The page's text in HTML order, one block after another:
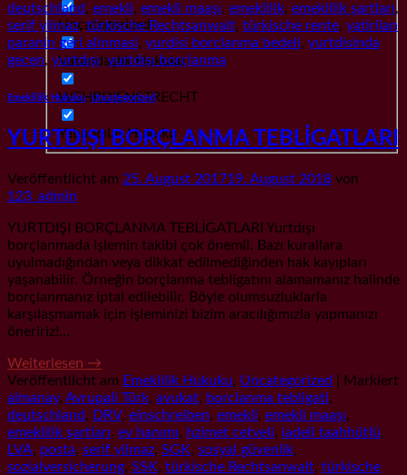
Uncategorized
Vatandaşlık Hukuku
WEHRDIENSTRECHT
Yabancılar Hukuku
deutschland, emekli, emekli maaşı, emeklilik, emeklilik şartları,
serif yilmaz,türkische Rechtsanwalt, türkische rente, yatirilan
paranin geri alinmasi, yurdisi borclanma bedeli, yurtdisinda
gecen, yurtdışı,yurtdışı borçlanma
Emeklilik Hukuku,Uncategorized
YURTDIŞI BORÇLANMA TEBLİGATLARI
Veröffentlicht am 25. August 201719. August 2018 von
123_admin
YURTDIŞI BORÇLANMA TEBLİGATLARI Yurtdışı
borçlanmada işlemin takibi çok önemli. Bazı kurallara
uyulmadığından veya dikkat edilmediğinden hak kayıpları
yaşanabilir. Örneğin borçlanma tebligatını alamamanız halinde
borçlanmanız iptal edilebilir. Böyle olumsuzluklarla
karşılaşmamak için işleminizi bizim aracılığımızla yapmanızı
öneririz!…
Weiterlesen →
Veröffentlicht am Emeklilik Hukuku, Uncategorized
Markiert
almanay, Avrupali Türk, avukat, borclanma tebligati,
deutschland, DRV, einschreiben, emekli, emekli maaşı,
emeklilik şartları, ev hanımı, hzimet cetveli, iadeli taahhütlü,
LVA, posta, serif yilmaz, SGK, sosyal güvenlik,
sozialversicherung, SSK, türkische Rechtsanwalt, türkische